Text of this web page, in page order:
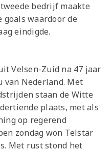
bedrijf maakte
goals waardoor de
eindigde.
Velsen-Zuid na 47 jaar
van Nederland. Met
staan de Witte
plaats, met als
op regerend
zondag won Telstar
Met rust stond het